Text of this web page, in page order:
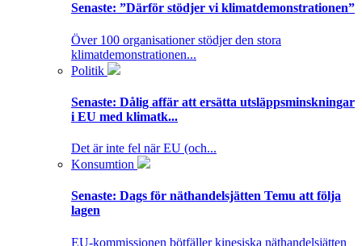
Senaste: ”Därför stödjer vi klimatdemonstrationen”
Över 100 organisationer stödjer den stora
klimatdemonstrationen...
Politik
Senaste: Dålig affär att ersätta utsläppsminskningar
i EU med klimatk...
Det är inte fel när EU (och...
Konsumtion
Senaste: Dags för näthandelsjätten Temu att följa
lagen
EU-kommissionen bötfäller kinesiska näthandelsjätten